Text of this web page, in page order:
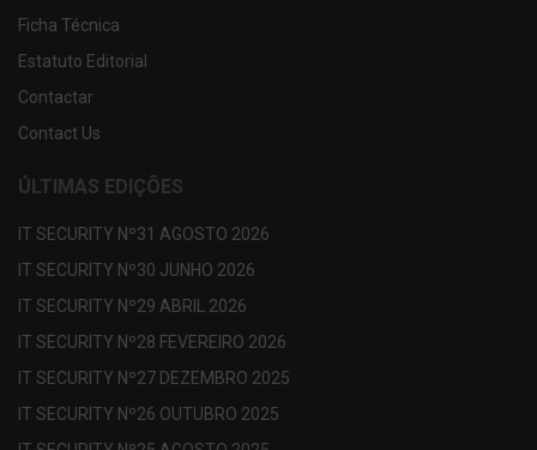
Ficha Técnica
Estatuto Editorial
Contactar
Contact Us
ÚLTIMAS EDIÇÕES
IT SECURITY Nº31 AGOSTO 2026
IT SECURITY Nº30 JUNHO 2026
IT SECURITY Nº29 ABRIL 2026
IT SECURITY Nº28 FEVEREIRO 2026
IT SECURITY Nº27 DEZEMBRO 2025
IT SECURITY Nº26 OUTUBRO 2025